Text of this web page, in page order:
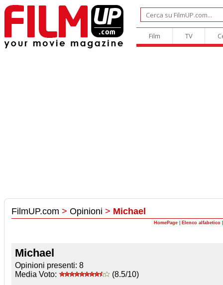
Film TV
FilmUP.com > Opinioni > Michael
HomePage Elenco alfabetico
Michael
Opinioni presenti: 8
Media Voto:
(8.5/10)